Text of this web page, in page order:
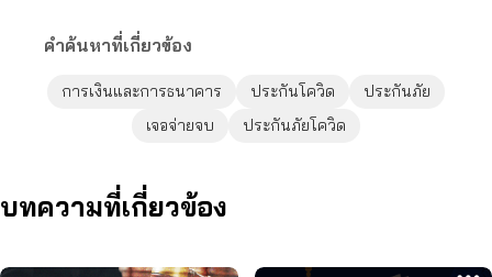
คำค้นหาที่เกี่ยวข้อง
การเงินและการธนาคาร ประกันโควิด
ประกันภัย
เจอจ่ายจบ
ประกันภัยโควิด
บทความที่เกี่ยวข้อง